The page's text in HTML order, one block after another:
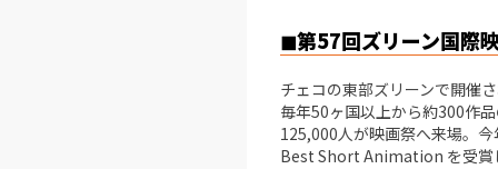
◼︎第57回ズリーン国際
チェコの東部ズリーンで開催
毎年50ヶ国以上から約300作
125,000人が映画祭へ来場。
Best Short Animation を受賞